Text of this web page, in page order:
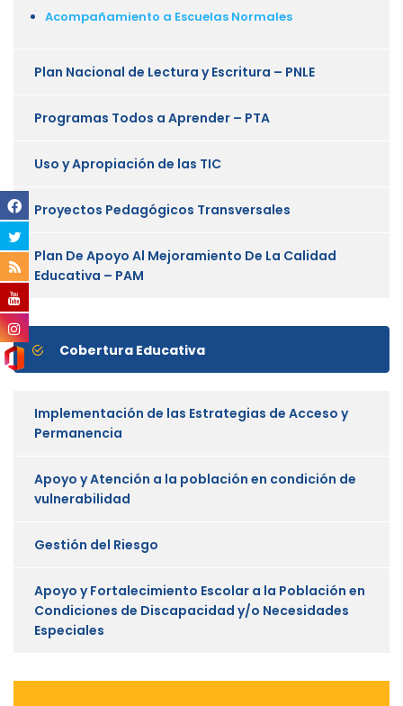
Acompañamiento a Escuelas Normales
Plan Nacional de Lectura y Escritura – PNLE
Programas Todos a Aprender – PTA
Uso y Apropiación de las TIC
Proyectos Pedagógicos Transversales
Plan De Apoyo Al Mejoramiento De La Calidad
Educativa – PAM
Cobertura Educativa
Implementación de las Estrategias de Acceso y
Permanencia
Apoyo y Atención a la población en condición de
vulnerabilidad
Gestión del Riesgo
Apoyo y Fortalecimiento Escolar a la Población en
Condiciones de Discapacidad y/o Necesidades
Especiales